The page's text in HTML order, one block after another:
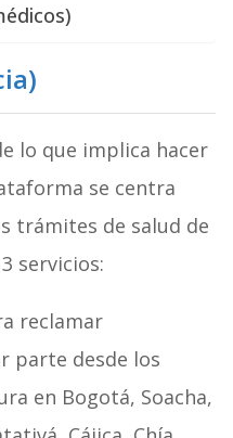
lo que implica hacer
se centra
trámites de salud de
servicios:
reclamar
parte desde los
en Bogotá, Soacha,